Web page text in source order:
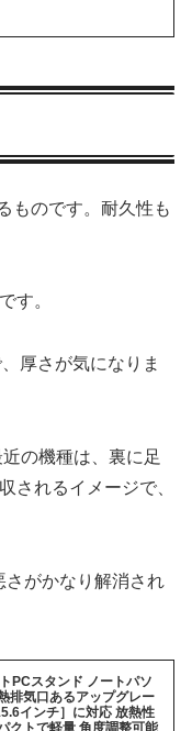
ものです。耐久性も
す。
厚さが気になりま
の機種は、裏に足
されるイメージで、
さがかなり解消され
PCスタンド ノートパソ
排気口あるアップグレー
インチ］に対応 放熱性
クトで軽量 角度調整可能